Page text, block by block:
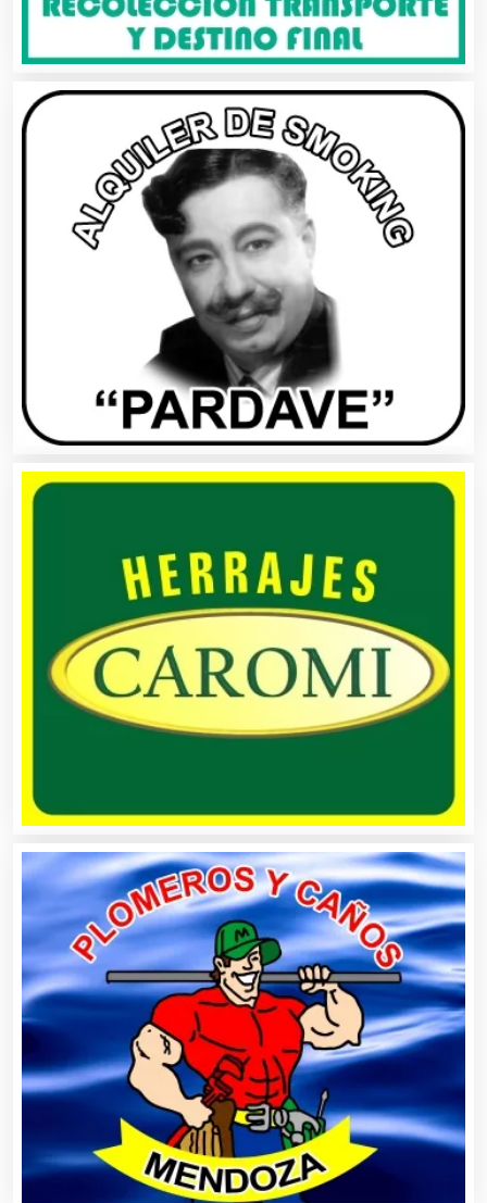
Asesoría Fiscal
Asociaciones Civiles
Asociaciones Empresariales
Audio, Sonido e Iluminación
Audios para Eventos
Automatización
Automóviles Nuevos y Usados
Avaluos
Balnearios
Bancos
Banquetes
Bares y Cantinas